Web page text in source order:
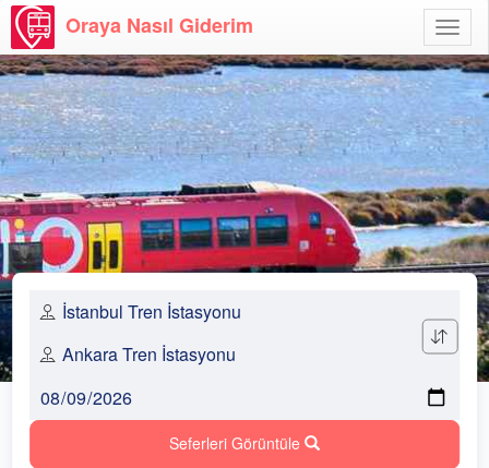
Aç
Oraya Nasıl Giderim
Seferleri Görüntüle